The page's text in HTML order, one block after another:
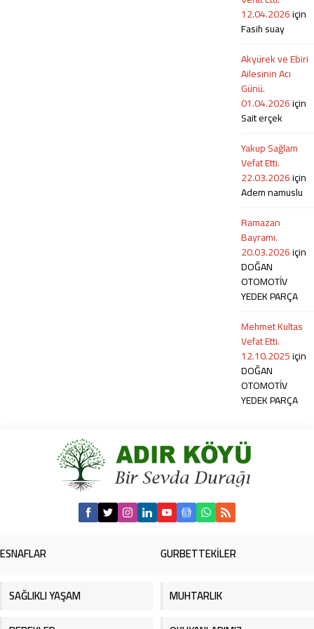
12.04.2026için
Fasih suay
Akyürek ve Ebiri
Ailesinin Acı
Günü.
01.04.2026için
Sait erçek
Yakup Sağlam
Vefat Etti.
22.03.2026için
Adem namuslu
Ramazan
Bayramı.
20.03.2026için
DOĞAN
OTOMOTİV
YEDEK PARÇA
Mehmet Kultas
Vefat Etti.
12.10.2025için
DOĞAN
OTOMOTİV
YEDEK PARÇA
ESNAFLAR GURBETTEKİLER
SAĞLIKLI YAŞAM
MUHTARLIK